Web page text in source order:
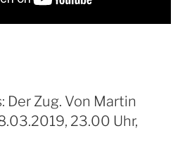
Der Zug. Von Martin
23.00 Uhr,